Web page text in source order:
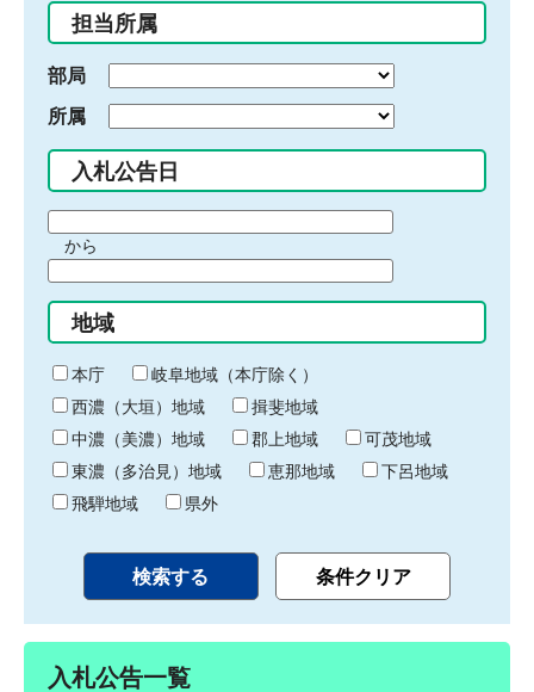
入
力
担当所属
部局
所属
入札公告日
間
始
り
から
間
終
わ
り
地域
本庁
岐阜地域（本庁除く）
西濃（大垣）地域
揖斐地域
中濃（美濃）地域
郡上地域
可茂地域
東濃（多治見）地域
恵那地域
下呂地域
飛騨地域
県外
入札公告一覧